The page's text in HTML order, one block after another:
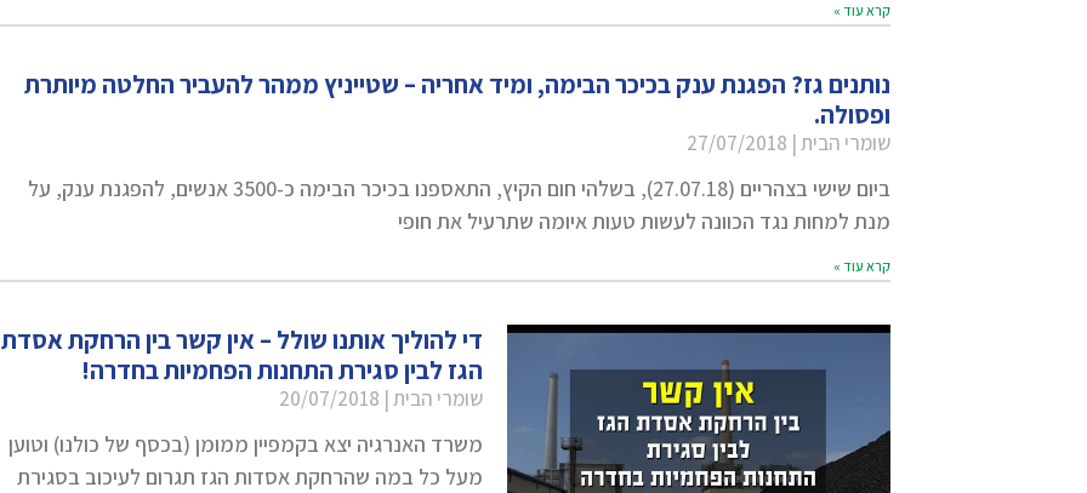
קרא עוד »
נותנים גז? הפגנת ענק בכיכר הבימה, ומיד אחריה – שטייניץ ממהר להעביר החלטה מיותרת
ופסולה.
שומרי הבית
ביום שישי בצהריים (27.07.18), בשלהי חום הקיץ, התאספנו בכיכר הבימה כ-3500 אנשים, להפגנת ענק, על
מנת למחות נגד הכוונה לעשות טעות איומה שתרעיל את חופי
קרא עוד »
די להוליך אותנו שולל – אין קשר בין הרחקת אסדת
הגז לבין סגירת התחנות הפחמיות בחדרה!
שומרי הבית
משרד האנרגיה יצא בקמפיין ממומן (בכסף של כולנו) וטוען
מעל כל במה שהרחקת אסדות הגז תגרום לעיכוב בסגירת